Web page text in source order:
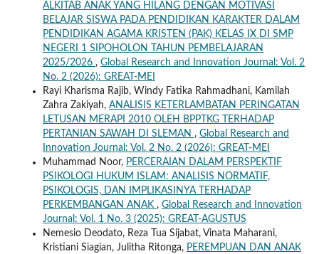
ALKITAB ANAK YANG HILANG DENGAN MOTIVASI
BELAJAR SISWA PADA PENDIDIKAN KARAKTER DALAM
PENDIDIKAN AGAMA KRISTEN (PAK) KELAS IX DI SMP
NEGERI 1 SIPOHOLON TAHUN PEMBELAJARAN
2025/2026 , Global Research and Innovation Journal: Vol. 2
No. 2 (2026): GREAT-MEI
Rayi Kharisma Rajib, Windy Fatika Rahmadhani, Kamilah
Zahra Zakiyah, ANALISIS KETERLAMBATAN PERINGATAN
LETUSAN MERAPI 2010 OLEH BPPTKG TERHADAP
PERTANIAN SAWAH DI SLEMAN , Global Research and
Innovation Journal: Vol. 2 No. 2 (2026): GREAT-MEI
Muhammad Noor, PERCERAIAN DALAM PERSPEKTIF
PSIKOLOGI HUKUM ISLAM: ANALISIS NORMATIF,
PSIKOLOGIS, DAN IMPLIKASINYA TERHADAP
PERKEMBANGAN ANAK , Global Research and Innovation
Journal: Vol. 1 No. 3 (2025): GREAT-AGUSTUS
Nemesio Deodato, Reza Tua Sijabat, Vinata Maharani,
Kristiani Siagian, Julitha Ritonga, PEREMPUAN DAN ANAK